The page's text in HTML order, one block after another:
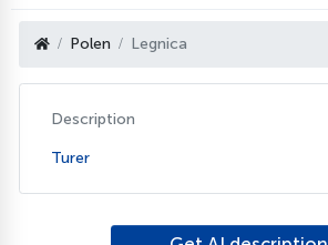
Polen Legnica
Description
Turer